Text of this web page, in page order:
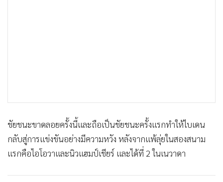
ชัยชนะขาดลอยครั้งนี้และถือเป็นชัยชนะครั้งแรกทำให้ไบเดน
กลับสู่การแข่งขันอย่างมีความหวัง หลังจากแพ้ลุ่ยในสองสนาม
แรกคือไอโอวาและนิวแฮมป์เชียร์ และได้ที่ 2 ในเนวาดา